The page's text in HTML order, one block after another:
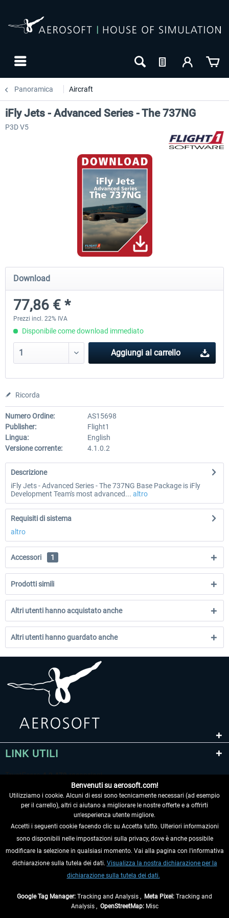
Panoramica Aircraft
A320 Family professional Bundle
81,97 € *
Aerosoft A320/A321
iFly Jets - Advanced Series - The 737NG
P3D V5
Download
77,86 € *
Prezzi incl. 22% IVA
Disponibile come download immediato
Aggiungi al carrello
Ricorda
Numero Ordine:
AS15698
Publisher:
Flight1
Lingua:
English
Versione corrente:
4.1.0.2
Descrizione
iFly Jets - Advanced Series - The 737NG Base Package is iFly
Development Team's most advanced... altro
Requisiti di sistema
altro
Accessori 1
Prodotti simili
Altri utenti hanno acquistato anche
Altri utenti hanno guardato anche
LINK UTILI
RECEDERE DAL CONTRATTO
INFORMAZIONI
Benvenuti su aerosoft.com!
Utilizziamo i cookie. Alcuni di essi sono tecnicamente necessari (ad esempio
per il carrello), altri ci aiutano a migliorare le nostre offerte e a offrirti
un'esperienza utente migliore.
Accetti i seguenti cookie facendo clic su Accetta tutto. Ulteriori informazioni
sono disponibili nelle impostazioni sulla privacy, dove è anche possibile
modificare la selezione in qualsiasi momento. Vai alla pagina con l'informativa
dichiarazione sulla tutela dei dati. Visualizza la nostra dichiarazione per la
dichiarazione sulla tutela dei dati.
Google Tag Manager: Tracking and Analysis , Meta Pixel: Tracking and
Analysis , OpenStreetMap:Misc